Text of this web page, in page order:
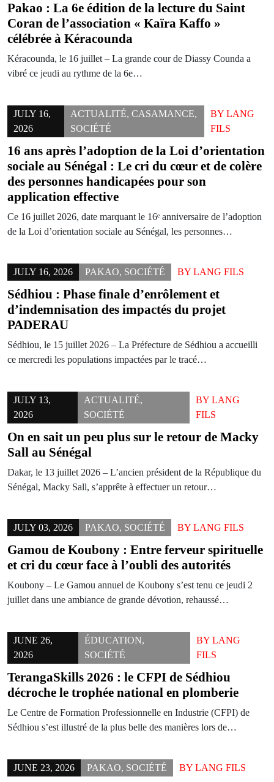
Pakao : La 6e édition de la lecture du Saint
Coran de l’association « Kaïra Kaffo »
célébrée à Kéracounda
Kéracounda, le 16 juillet – La grande cour de Diassy Counda a
vibré ce jeudi au rythme de la 6e…
JULY 16,
2026
ACTUALITÉ, CASAMANCE,
SOCIÉTÉ
BYLANG
FILS
16 ans après l’adoption de la Loi d’orientation
sociale au Sénégal : Le cri du cœur et de colère
des personnes handicapées pour son
application effective
Ce 16 juillet 2026, date marquant le 16ᵉ anniversaire de l’adoption
de la Loi d’orientation sociale au Sénégal, les personnes…
JULY 16, 2026 PAKAO, SOCIÉTÉ BY LANG FILS
Sédhiou : Phase finale d’enrôlement et
d’indemnisation des impactés du projet
PADERAU
Sédhiou, le 15 juillet 2026 – La Préfecture de Sédhiou a accueilli
ce mercredi les populations impactées par le tracé…
JULY 13,
2026
ACTUALITÉ,
SOCIÉTÉ
BY LANG
FILS
On en sait un peu plus sur le retour de Macky
Sall au Sénégal
Dakar, le 13 juillet 2026 – L’ancien président de la République du
Sénégal, Macky Sall, s’apprête à effectuer un retour…
JULY 03, 2026 PAKAO, SOCIÉTÉ BY LANG FILS
Gamou de Koubony : Entre ferveur spirituelle
et cri du cœur face à l’oubli des autorités
Koubony – Le Gamou annuel de Koubony s’est tenu ce jeudi 2
juillet dans une ambiance de grande dévotion, rehaussé…
JUNE 26,
2026
ÉDUCATION,
SOCIÉTÉ
BYLANG
FILS
TerangaSkills 2026 : le CFPI de Sédhiou
décroche le trophée national en plomberie
Le Centre de Formation Professionnelle en Industrie (CFPI) de
Sédhiou s’est illustré de la plus belle des manières lors de…
JUNE 23, 2026 PAKAO, SOCIÉTÉ BY LANG FILS